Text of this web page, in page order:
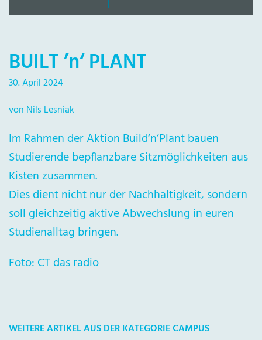
BUILT ’n‘ PLANT
30. April 2024
von Nils Lesniak
Im Rahmen der Aktion Build‘n‘Plant bauen
Studierende bepflanzbare Sitzmöglichkeiten aus
Kisten zusammen.
Dies dient nicht nur der Nachhaltigkeit, sondern
soll gleichzeitig aktive Abwechslung in euren
Studienalltag bringen.
Foto: CT das radio
WEITERE ARTIKEL AUS DER KATEGORIE CAMPUS